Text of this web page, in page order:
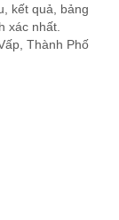
kết quả, bảng
xác nhất.
Thành Phố